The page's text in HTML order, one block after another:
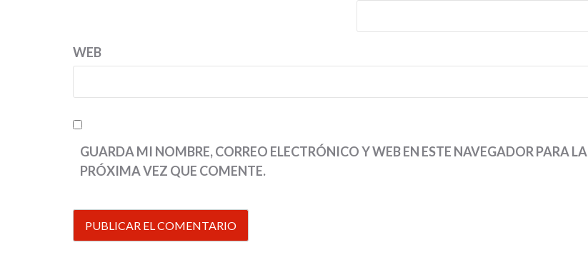
WEB
GUARDA MI NOMBRE, CORREO ELECTRÓNICO Y WEB EN ESTE NAVEGADOR PARA LA
PRÓXIMA VEZ QUE COMENTE.